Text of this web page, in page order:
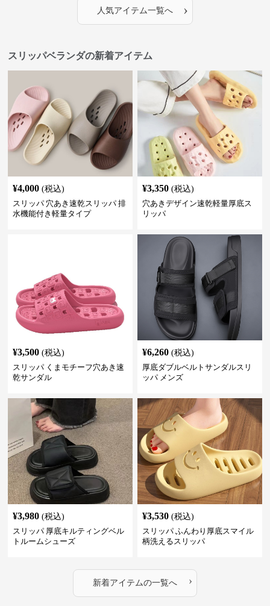
人気アイテム一覧へ ›
スリッパベランダの新着アイテム
¥4,000 (税込)
スリッパ 穴あき速乾スリッパ 排
水機能付き軽量タイプ
¥3,350 (税込)
穴あきデザイン速乾軽量厚底ス
リッパ
¥3,500 (税込)
スリッパ くまモチーフ穴あき速
乾サンダル
¥6,260 (税込)
厚底ダブルベルトサンダルスリ
ッパ メンズ
¥3,980 (税込)
スリッパ 厚底キルティングベル
トルームシューズ
¥3,530 (税込)
スリッパ ふんわり厚底スマイル
柄洗えるスリッパ
新着アイテムの一覧へ ›